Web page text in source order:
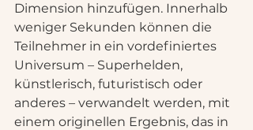
Dimension hinzufügen. Innerhalb
weniger Sekunden können die
Teilnehmer in ein vordefiniertes
Universum – Superhelden,
künstlerisch, futuristisch oder
anderes – verwandelt werden, mit
einem originellen Ergebnis, das in